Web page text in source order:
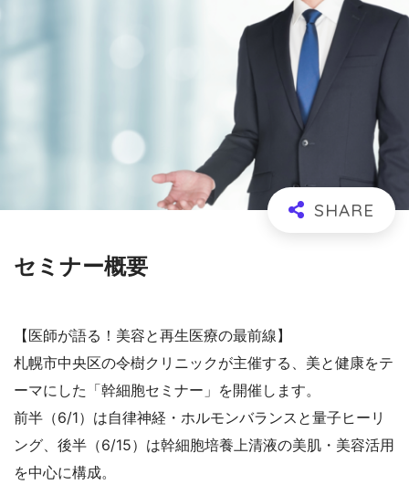
セミナー概要
【医師が語る！美容と再生医療の最前線】
札幌市中央区の令樹クリニックが主催する、美と健康をテ
ーマにした「幹細胞セミナー」を開催します。
前半（6/1）は自律神経・ホルモンバランスと量子ヒーリ
ング、後半（6/15）は幹細胞培養上清液の美肌・美容活用
を中心に構成。